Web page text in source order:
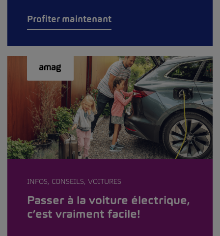
Profiter maintenant
INFOS, CONSEILS, VOITURES
Passer à la voiture électrique,
c’est vraiment facile!